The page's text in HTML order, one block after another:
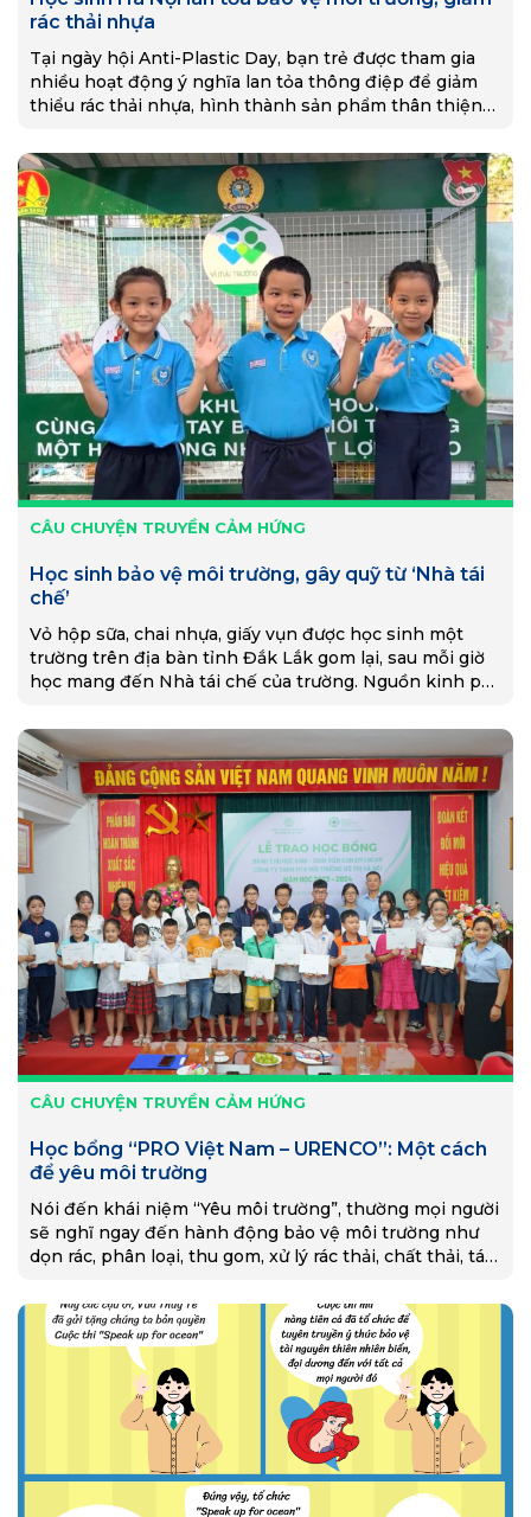
rác thải nhựa
Tại ngày hội Anti-Plastic Day, bạn trẻ được tham gia
nhiều hoạt động ý nghĩa lan tỏa thông điệp để giảm
thiểu rác thải nhựa, hình thành sản phẩm thân thiện
CÂU CHUYỆN TRUYỀN CẢM HỨNG
Học sinh bảo vệ môi trường, gây quỹ từ ‘Nhà tái
chế’
Vỏ hộp sữa, chai nhựa, giấy vụn được học sinh một
trường trên địa bàn tỉnh Đắk Lắk gom lại, sau mỗi giờ
học mang đến Nhà tái chế của trường. Nguồn kinh phí
các hoạt động đội, thiện nguyện.
CÂU CHUYỆN TRUYỀN CẢM HỨNG
Học bổng “PRO Việt Nam – URENCO”: Một cách
để yêu môi trường
Nói đến khái niệm “Yêu môi trường”, thường mọi người
sẽ nghĩ ngay đến hành động bảo vệ môi trường như
dọn rác, phân loại, thu gom, xử lý rác thải, chất thải, tái
trường, có những cách yêu đơn giản, gián tiếp nhưng
rất ý nghĩa. Trao học bổng “PRO Việt Nam – URENCO”
là một cách yêu như vậy.